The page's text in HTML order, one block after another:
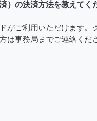
）の決済方法を教えてく
がご利用いただけます。
は事務局までご連絡くだ